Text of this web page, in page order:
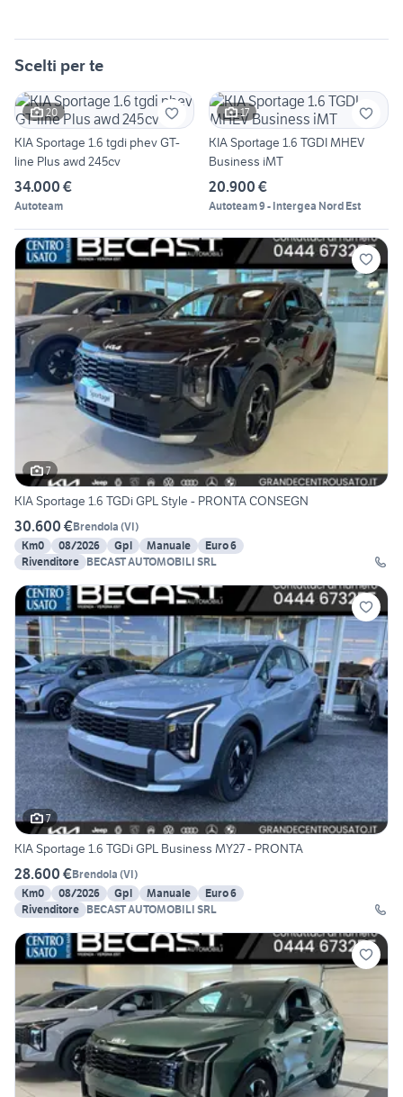
Scelti per te
20
KIA Sportage 1.6 tgdi phev GT-
line Plus awd 245cv
34.000 €
Autoteam
17
KIA Sportage 1.6 TGDI MHEV
Business iMT
20.900 €
Autoteam 9 - Intergea Nord Est
7
KIA Sportage 1.6 TGDi GPL Style - PRONTA CONSEGN
30.600 €Brendola (VI)
Km0
08/2026 Gpl Manuale
Euro 6
Rivenditore BECAST AUTOMOBILI SRL
7
KIA Sportage 1.6 TGDi GPL Business MY27 - PRONTA
28.600 €Brendola (VI)
Km0
08/2026 Gpl Manuale
Euro 6
Rivenditore BECAST AUTOMOBILI SRL